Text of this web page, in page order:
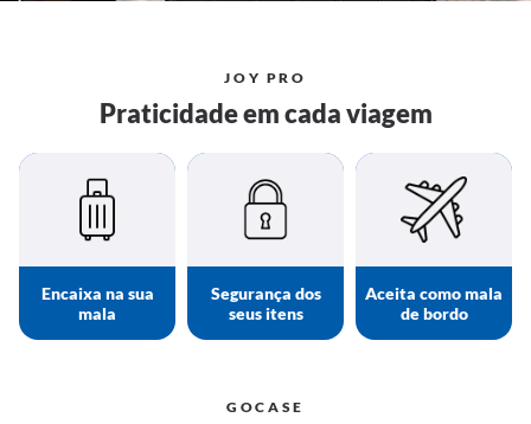
JOY PRO
Praticidade em cada viagem
Encaixa na sua
mala
Segurança dos
seus itens
Aceita como mala
de bordo
GOCASE